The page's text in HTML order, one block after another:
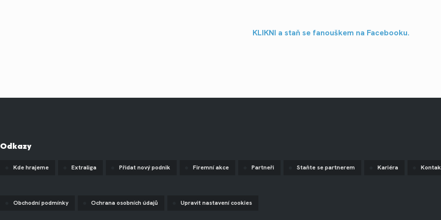
KLIKNI a staň se fanouškem na Facebooku.
Odkazy
Kde hrajeme Extraliga Přidat nový podnik Firemní akce Partneři Staňte se partnerem Kariéra
Obchodní podmínky Ochrana osobních údajů Upravit nastavení cookies